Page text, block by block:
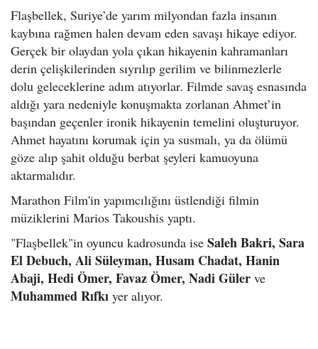
Flaşbellek, Suriye’de yarım milyondan fazla insanın
kaybına rağmen halen devam eden savaşı hikaye ediyor.
Gerçek bir olaydan yola çıkan hikayenin kahramanları
derin çelişkilerinden sıyrılıp gerilim ve bilinmezlerle
dolu geleceklerine adım atıyorlar. Filmde savaş esnasında
aldığı yara nedeniyle konuşmakta zorlanan Ahmet’in
başından geçenler ironik hikayenin temelini oluşturuyor.
Ahmet hayatını korumak için ya susmalı, ya da ölümü
göze alıp şahit olduğu berbat şeyleri kamuoyuna
aktarmalıdır.
Marathon Film'in yapımcılığını üstlendiği filmin
müziklerini Marios Takoushis yaptı.
"Flaşbellek"in oyuncu kadrosunda ise Saleh Bakri, Sara
El Debuch, Ali Süleyman, Husam Chadat, Hanin
Abaji, Hedi Ömer, Favaz Ömer, Nadi Güler ve
Muhammed Rıfkı yer alıyor.